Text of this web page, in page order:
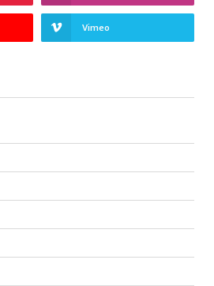
Vimeo